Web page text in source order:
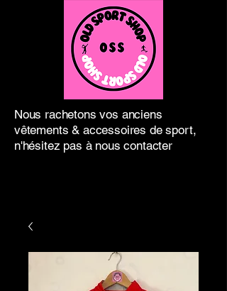
Nous rachetons vos anciens
vêtements & accessoires de sport,
n'hésitez pas à nous contacter